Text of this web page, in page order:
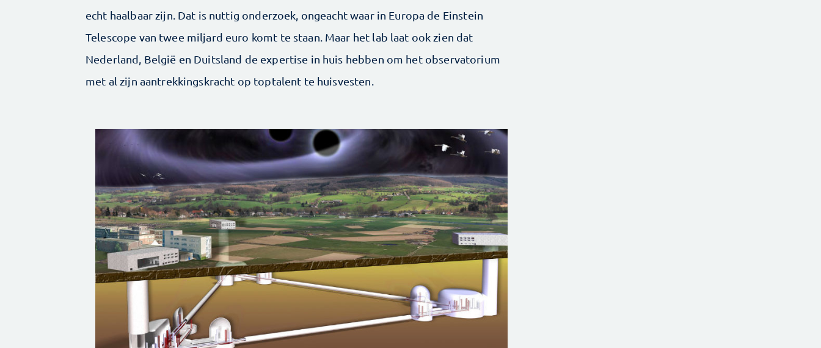
echt haalbaar zijn. Dat is nuttig onderzoek, ongeacht waar in Europa de Einstein
Telescope van twee miljard euro komt te staan. Maar het lab laat ook zien dat
Nederland, België en Duitsland de expertise in huis hebben om het observatorium
met al zijn aantrekkingskracht op toptalent te huisvesten.